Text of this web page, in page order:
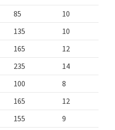
85
10
135
10
165
12
235
14
100
8
165
12
155
9